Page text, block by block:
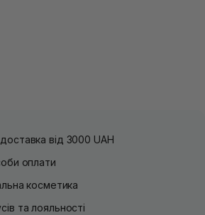
від 3000 UAH
оплати
косметика
та лояльності